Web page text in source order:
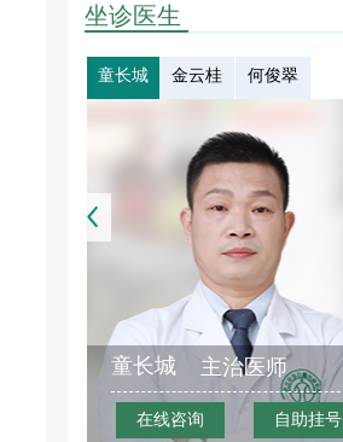
坐诊医生
童长城 金云桂 何俊翠
童长城 主治医师
在线咨询 自助挂号